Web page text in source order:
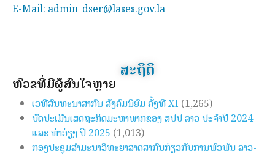
E-Mail: admin_dser@lases.gov.la
ສະຖິຕິ
ຫົວຂໍ້ທີ່ມີຜູ້ສົນໃຈຫຼາຍ
ເວທີສົນທະນາສາກົນ ສັງຄົມນິຍົມ ຄັ້ງທີ XI (1,265)
ບົດປະເມີນເສດຖະກິດມະຫາພາກຂອງ ສປປ ລາວ ປະຈຳປີ 2024
ແລະ ທ່າອ່ຽງ ປີ 2025 (1,013)
ກອງປະຊຸມສຳມະນາວິທະຍາສາດສາກົນກ່ຽວກັບການພົວພັນ ລາວ-